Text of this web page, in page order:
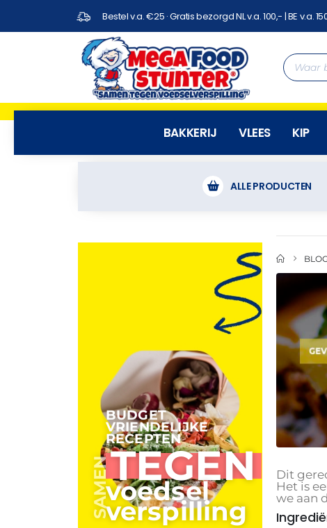
Bestel v.a. €25 · Gratis bezorgd NL v.a. 100,- | BE v.a.
BAKKERIJ VLEES KIP
ALLE PRODUCTEN
Dit
Het is
we aan
BUDGET
VRIENDELIJKE
RECEPTEN
SAMENTEGEN
voedsel
verspilling